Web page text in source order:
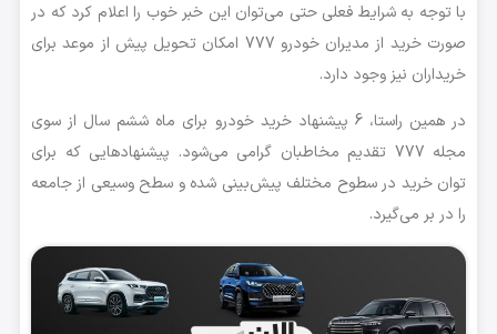
با توجه به شرایط فعلی حتی می‌توان این خبر خوب را اعلام کرد که در
صورت خرید از مدیران خودرو 777 امکان تحویل پیش از موعد برای
خریداران نیز وجود دارد.
در همین راستا، 6 پیشنهاد خرید خودرو برای ماه ششم سال از سوی
مجله 777 تقدیم مخاطبان گرامی می‌شود. پیشنهادهایی که برای
توان خرید در سطوح مختلف پیش‌بینی شده و سطح وسیعی از جامعه
را در بر می‌گیرد.